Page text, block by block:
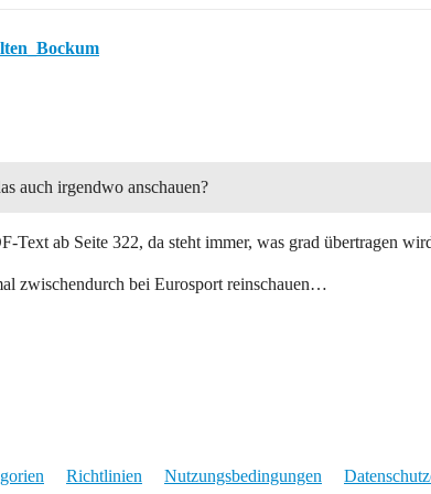
auch irgendwo anschauen?
Text ab Seite 322, da steht immer, was grad übertragen
zwischendurch bei Eurosport reinschauen…
Richtlinien Nutzungsbedingungen